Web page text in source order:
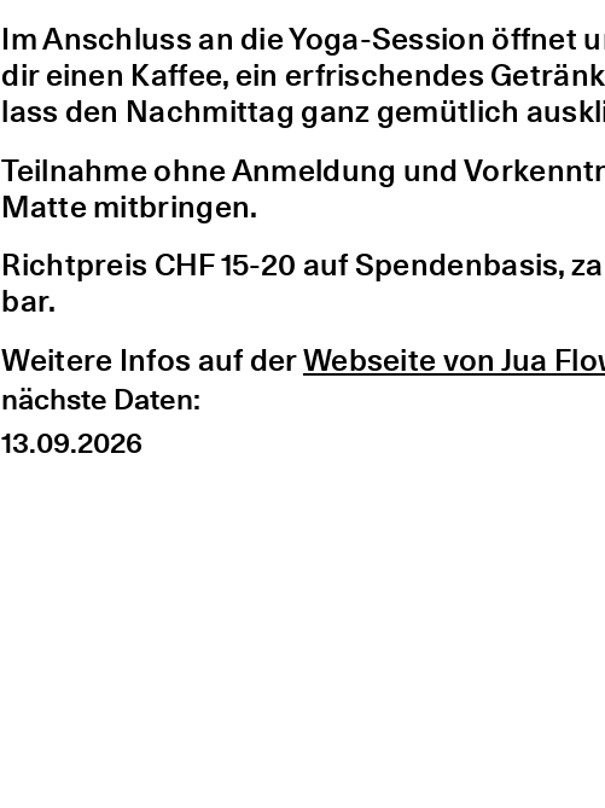
Im Anschluss an die Yoga-Session öffnet
dir einen Kaffee, ein erfrischendes
lass den Nachmittag ganz gemütlich
Teilnahme ohne Anmeldung und
Matte mitbringen.
Richtpreis CHF 15-20 auf Spendenbasis,
bar.
Weitere Infos auf derWebseite von Jua
nächste Daten:
13.09.2026